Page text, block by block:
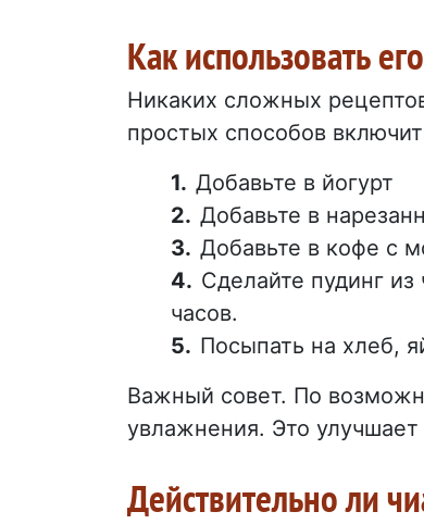
Как использовать
Никаких сложных
простых способов
Добавьте в йогурт
Добавьте в
Добавьте в кофе с
Сделайте пудинг
часов.
Посыпать на хлеб,
Важный совет. По
увлажнения. Это
Действительно ли